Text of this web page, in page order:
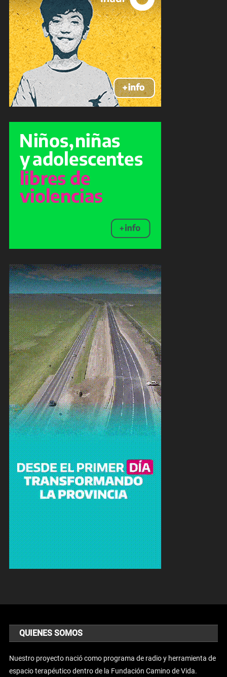
QUIENES SOMOS
Nuestro proyecto nació como programa de radio y herramienta de
espacio terapéutico dentro de la Fundación Camino de Vida.